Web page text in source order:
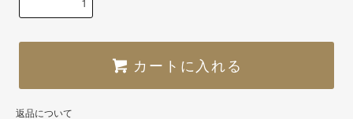
カートに入れる
返品について